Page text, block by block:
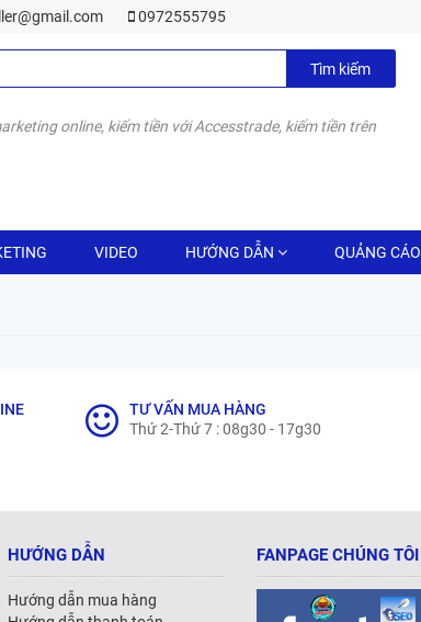
0972555795
Tìm kiếm
online, kiếm tiền với Accesstrade, kiếm tiền trên
VIDEO HƯỚNG DẪN QUẢNG CÁO
TƯ VẤN MUA HÀNG
Thứ 2-Thứ 7 : 08g30 - 17g30
HƯỚNG DẪN
Hướng dẫn mua hàng
FANPAGE CHÚNG TÔI